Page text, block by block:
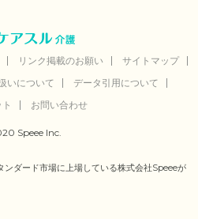
リンク掲載のお願い
サイトマップ
いについて
データ引用について
お問い合わせ
Speee Inc.
ンダード市場に上場している株式会社Speeeが